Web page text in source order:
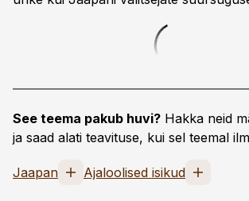
See teema pakub huvi? Hakka neid
ja saad alati teavituse, kui sel teemal
Jaapan Ajaloolised isikud